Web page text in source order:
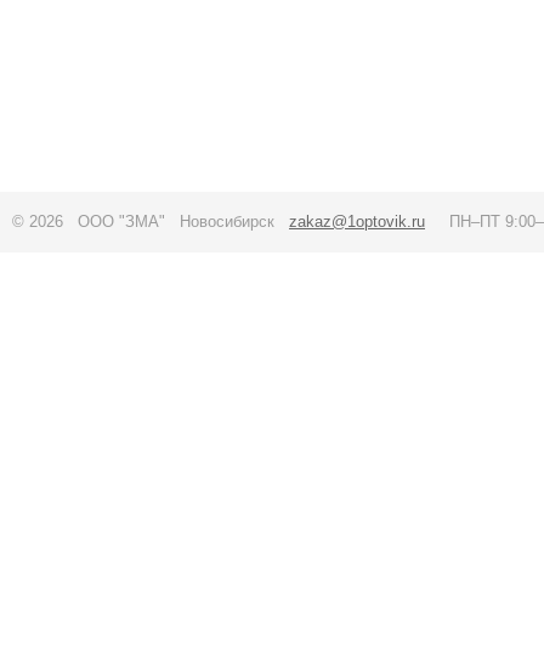
© 2026 ООО "ЗМА" Новосибирск zakaz@1optovik.ru ПН–ПТ